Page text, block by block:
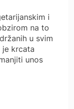
i
na to
u svim
je krcata
unos